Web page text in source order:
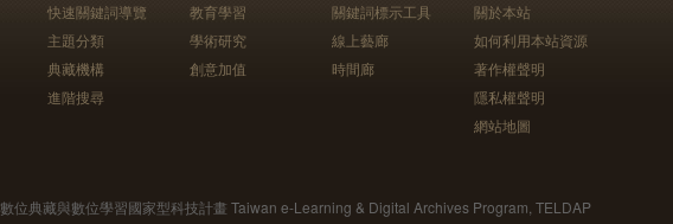
快速關鍵詞導覽
主題分類
典藏機構
進階搜尋
教育學習
學術研究
創意加值
關鍵詞標示工具
線上藝廊
時間廊
關於本站
如何利用本站資源
著作權聲明
隱私權聲明
網站地圖
數位典藏與數位學習國家型科技計畫 Taiwan e-Learning & Digital Archives Program, TELDAP